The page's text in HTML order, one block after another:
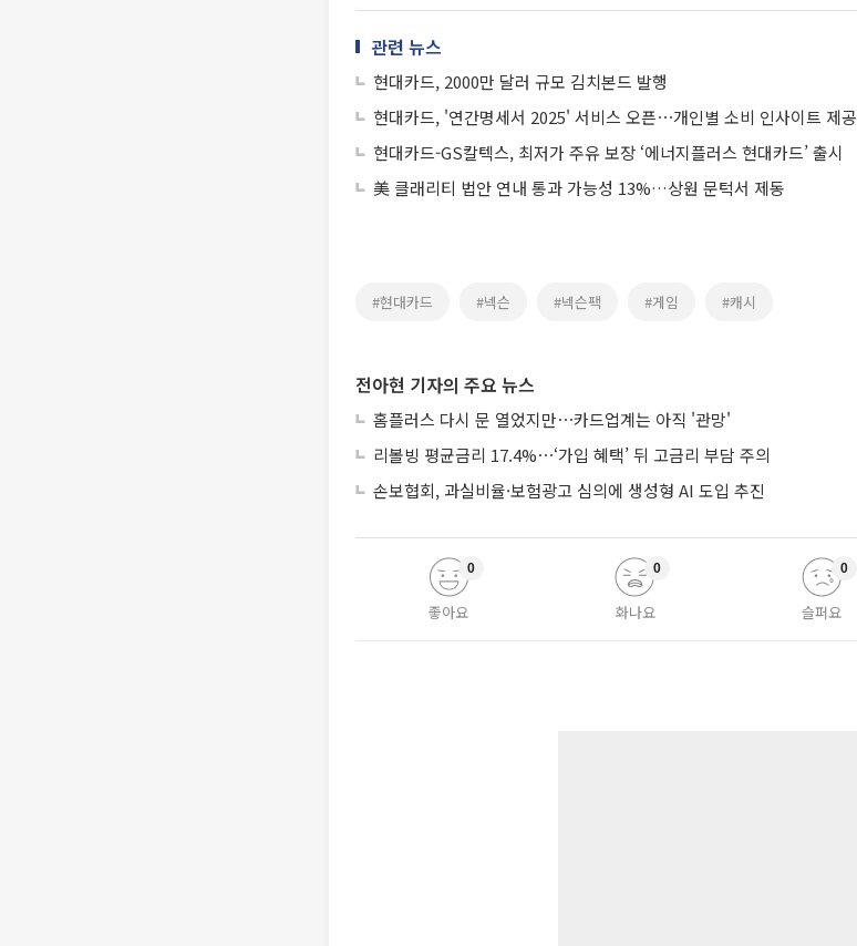
관련 뉴스
현대카드, 2000만 달러 규모 김치본드 발행
현대카드, '연간명세서 2025' 서비스 오픈⋯개인별 소비 인사이트 제공
현대카드-GS칼텍스, 최저가 주유 보장 ‘에너지플러스 현대카드’ 출시
美 클래리티 법안 연내 통과 가능성 13%…상원 문턱서 제동
#현대카드 #넥슨 #넥슨팩 #게임 #캐시
전아현 기자의 주요 뉴스
홈플러스 다시 문 열었지만⋯카드업계는 아직 '관망'
리볼빙 평균금리 17.4%⋯‘가입 혜택’ 뒤 고금리 부담 주의
손보협회, 과실비율·보험광고 심의에 생성형 AI 도입 추진
좋아요
0
화나요
0
슬퍼요
0